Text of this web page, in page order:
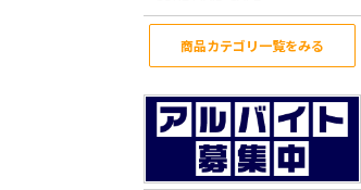
商品カテゴリ一覧をみる